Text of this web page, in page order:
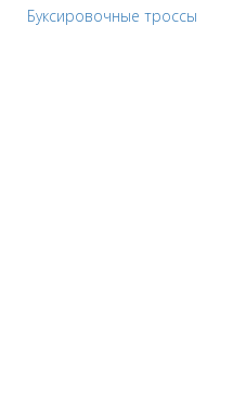
Буксировочные троссы